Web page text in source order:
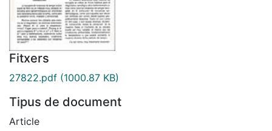
Fitxers
27822.pdf (1000.87 KB)
Tipus de document
Article